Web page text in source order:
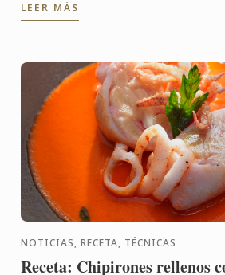
canario es ...
LEER MÁS
NOTICIAS, RECETA, TÉCNICAS
Receta: Chipirones rellenos